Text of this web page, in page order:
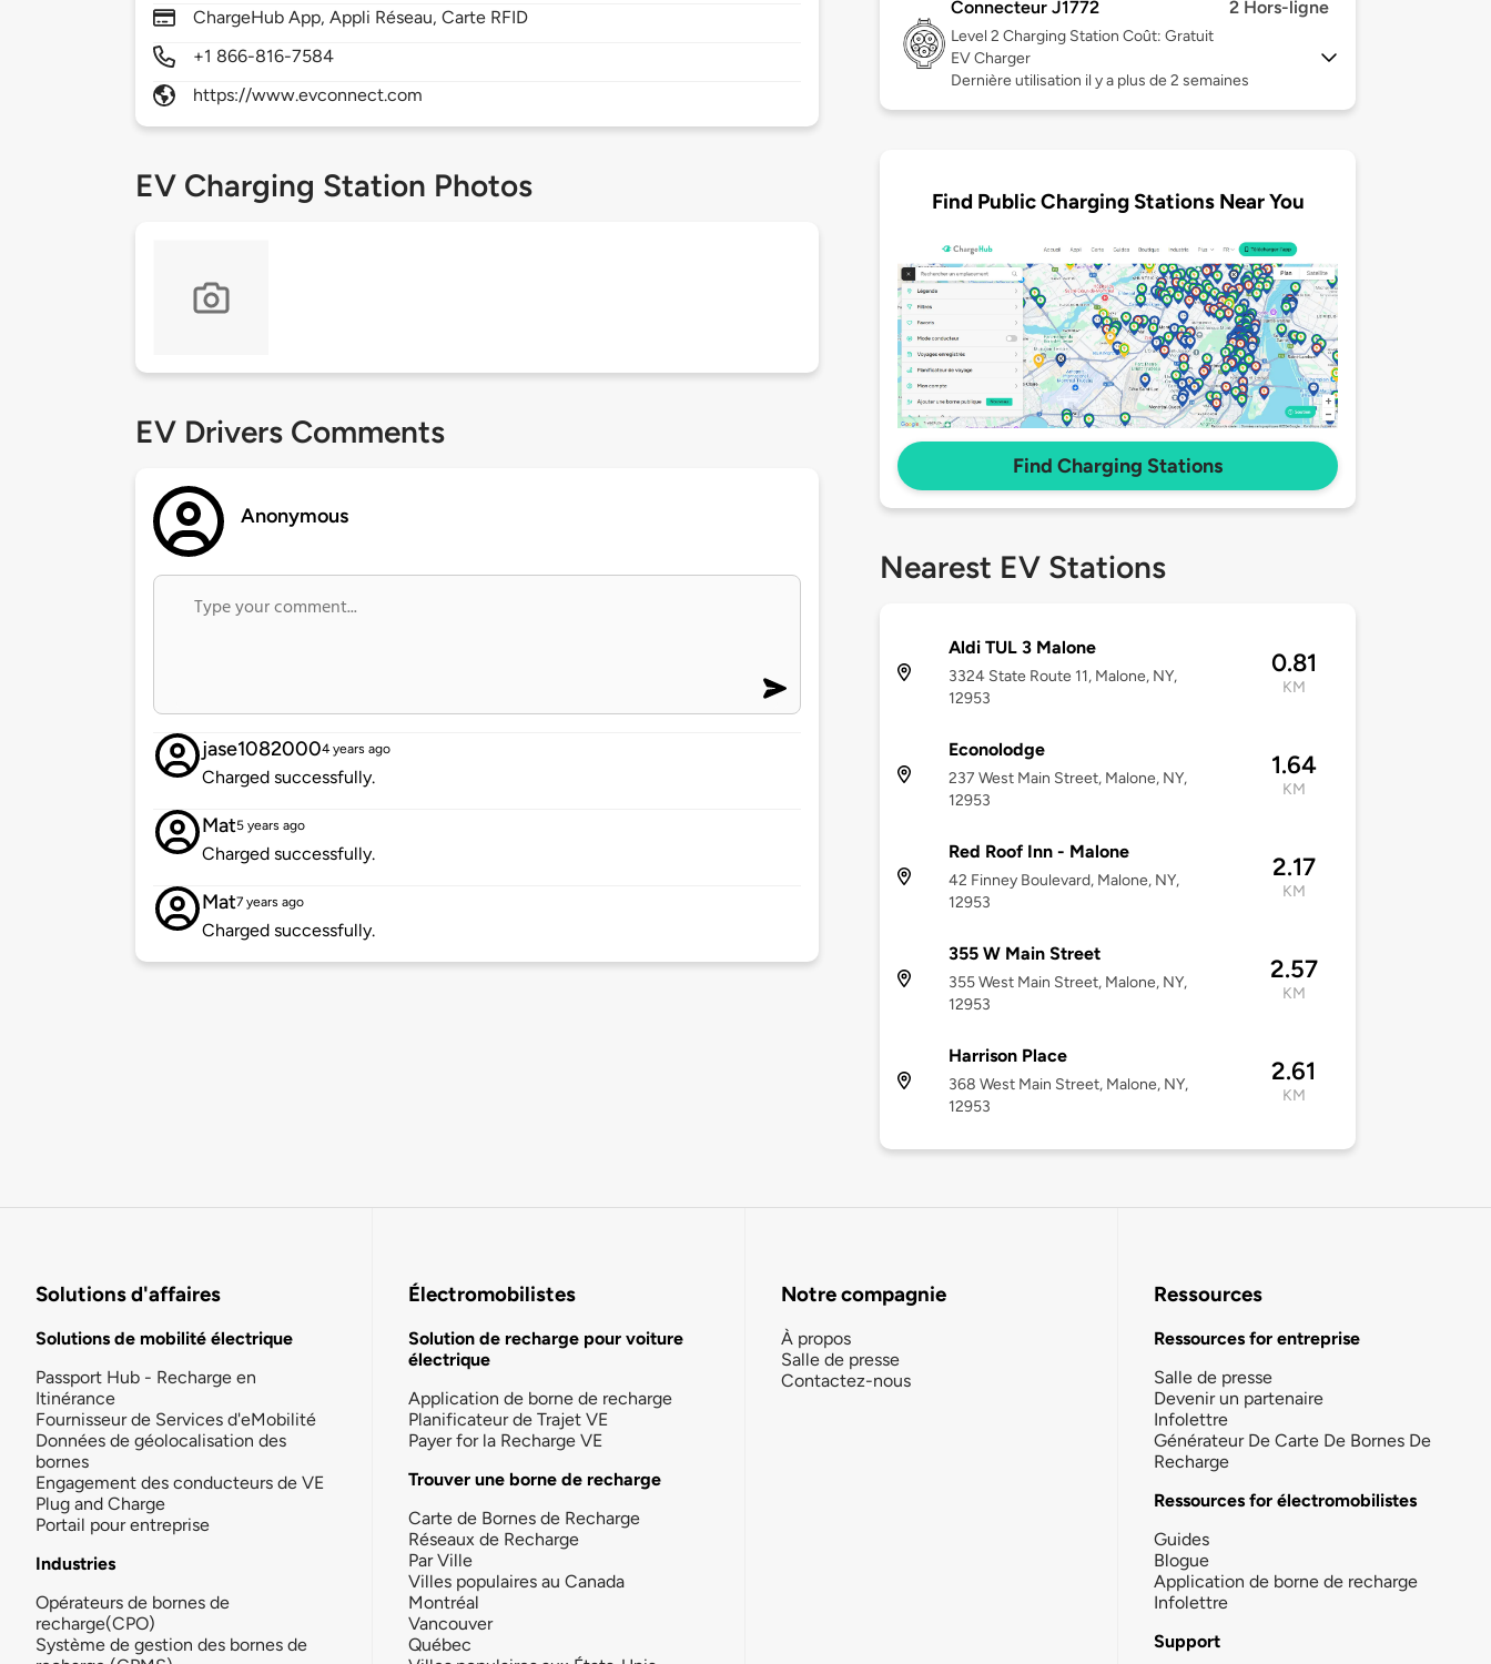
ChargeHub App, Appli Réseau, Carte RFID
+1 866-816-7584
https://www.evconnect.com
EV Charging Station Photos
EV Drivers Comments
Anonymous
jase10820004 years ago
Charged successfully.
Mat5 years ago
Charged successfully.
Mat7 years ago
Charged successfully.
Connecteur J1772 2 Hors-ligne
Level 2 Charging Station Coût: Gratuit
EV Charger
Dernière utilisation il y a plus de 2 semaines
Find Public Charging Stations Near You
Find Charging Stations
Nearest EV Stations
Aldi TUL 3 Malone
3324 State Route 11, Malone, NY,
12953
0.81
KM
Econolodge
237 West Main Street, Malone, NY,
12953
1.64
KM
Red Roof Inn - Malone
42 Finney Boulevard, Malone, NY,
12953
2.17
KM
355 W Main Street
355 West Main Street, Malone, NY,
12953
2.57
KM
Harrison Place
368 West Main Street, Malone, NY,
12953
2.61
KM
Solutions d'affaires
Solutions de mobilité électrique
Passport Hub - Recharge en
Itinérance
Fournisseur de Services d'eMobilité
Données de géolocalisation des
bornes
Engagement des conducteurs de VE
Plug and Charge
Portail pour entreprise
Industries
Opérateurs de bornes de
recharge(CPO)
Système de gestion des bornes de
Électromobilistes
Solution de recharge pour voiture
électrique
Application de borne de recharge
Planificateur de Trajet VE
Payer for la Recharge VE
Trouver une borne de recharge
Carte de Bornes de Recharge
Réseaux de Recharge
Par Ville
Villes populaires au Canada
Montréal
Vancouver
Québec
Notre compagnie
À propos
Salle de presse
Contactez-nous
Ressources
Ressources for entreprise
Salle de presse
Devenir un partenaire
Infolettre
Générateur De Carte De Bornes De
Recharge
Ressources for électromobilistes
Guides
Blogue
Application de borne de recharge
Infolettre
Support